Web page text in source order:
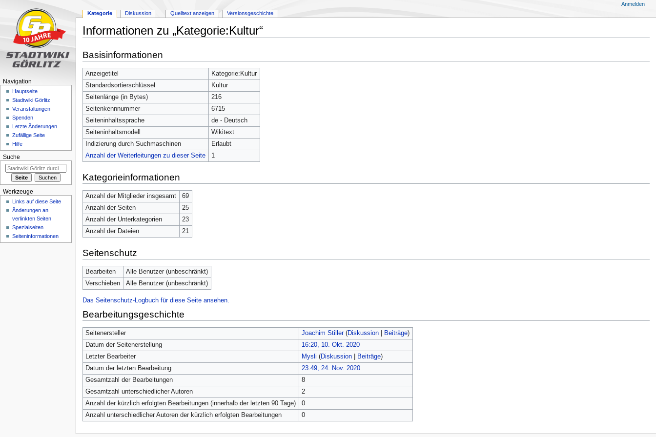
Informationen zu „Kategorie:Kultur“
Navigation
springen
Suche
springen
Basisinformationen
Anzeigetitel
Kategorie:Kultur
Standardsortierschlüssel
Kultur
Seitenlänge (in Bytes)
216
Seitenkennnummer
6715
Seiteninhaltssprache
de - Deutsch
Seiteninhaltsmodell
Wikitext
Indizierung durch Suchmaschinen
Erlaubt
Anzahl der Weiterleitungen zu dieser Seite
1
Kategorieinformationen
Anzahl der Mitglieder insgesamt
69
Anzahl der Seiten
25
Anzahl der Unterkategorien
23
Anzahl der Dateien
21
Seitenschutz
Bearbeiten
Alle Benutzer (unbeschränkt)
Verschieben
Alle Benutzer (unbeschränkt)
Das Seitenschutz-Logbuch für diese Seite ansehen.
Bearbeitungsgeschichte
Seitenersteller Joachim Stiller (Diskussion| Beiträge)
Datum der Seitenerstellung
16:20, 10. Okt. 2020
Letzter Bearbeiter
Mysli (Diskussion| Beiträge)
Datum der letzten Bearbeitung
23:49, 24. Nov. 2020
Gesamtzahl der Bearbeitungen
8
Gesamtzahl unterschiedlicher Autoren
2
Anzahl der kürzlich erfolgten Bearbeitungen (innerhalb der letzten 90 Tage)
0
Anzahl unterschiedlicher Autoren der kürzlich erfolgten Bearbeitungen
0
Kategorie Diskussion Quelltext anzeigen Versionsgeschichte
Anmelden
Navigation
Hauptseite
Stadtwiki Görlitz
Veranstaltungen
Spenden
Letzte Änderungen
Zufällige Seite
Hilfe
Suche
Werkzeuge
Links auf diese Seite
Änderungen an
verlinkten Seiten
Spezialseiten
Seiten­informationen